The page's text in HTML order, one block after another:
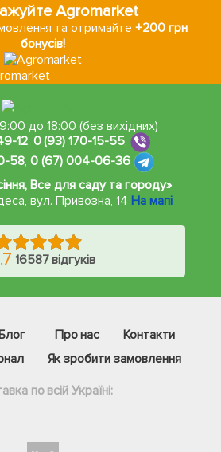
Agromarket
та отримайте+200 грн
бонусів!
до 18:00 (без вихідних)
12, 0 (93) 170-15-55,
58, 0 (67) 004-06-36
Все для саду та городу»
,вул. Привозна, 14 На мапі
16587 відгуків
Про нас
Контакти
Як зробити замовлення
по всій Україні: